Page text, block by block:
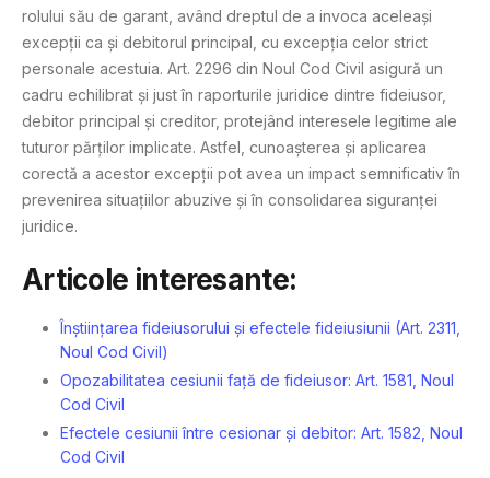
rolului său de garant, având dreptul de a invoca aceleași
excepții ca și debitorul principal, cu excepția celor strict
personale acestuia. Art. 2296 din Noul Cod Civil asigură un
cadru echilibrat și just în raporturile juridice dintre fideiusor,
debitor principal și creditor, protejând interesele legitime ale
tuturor părților implicate. Astfel, cunoașterea și aplicarea
corectă a acestor excepții pot avea un impact semnificativ în
prevenirea situațiilor abuzive și în consolidarea siguranței
juridice.
Articole interesante:
Înștiințarea fideiusorului și efectele fideiusiunii (Art. 2311,
Noul Cod Civil)
Opozabilitatea cesiunii față de fideiusor: Art. 1581, Noul
Cod Civil
Efectele cesiunii între cesionar și debitor: Art. 1582, Noul
Cod Civil